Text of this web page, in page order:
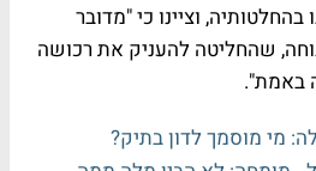
וציינו כי "מדובר
שהחליטה להעניק את רכושה
באמת".
מי מוסמך לדון בתיק?